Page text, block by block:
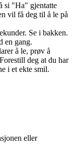
si "Ha" gjentatte
vil få deg til å le på
Se i bakken.
en gang.
å le, prøv å
deg at du har
i et ekte smil.
eller